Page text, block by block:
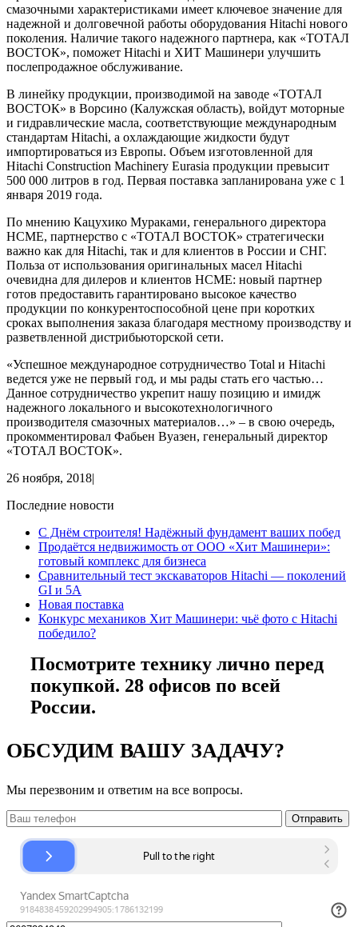
смазочными характеристиками имеет ключевое значение для
надежной и долговечной работы оборудования Hitachi нового
поколения. Наличие такого надежного партнера, как «ТОТАЛ
ВОСТОК», поможет Hitachi и ХИТ Машинери улучшить
послепродажное обслуживание.
В линейку продукции, производимой на заводе «ТОТАЛ
ВОСТОК» в Ворсино (Калужская область), войдут моторные
и гидравлические масла, соответствующие международным
стандартам Hitachi, а охлаждающие жидкости будут
импортироваться из Европы. Объем изготовленной для
Hitachi Construction Machinery Eurasia продукции превысит
500 000 литров в год. Первая поставка запланирована уже с 1
января 2019 года.
По мнению Кацухико Мураками, генерального директора
HCME, партнерство с «ТОТАЛ ВОСТОК» стратегически
важно как для Hitachi, так и для клиентов в России и СНГ.
Польза от использования оригинальных масел Hitachi
очевидна для дилеров и клиентов HCME: новый партнер
готов предоставить гарантировано высокое качество
продукции по конкурентоспособной цене при коротких
сроках выполнения заказа благодаря местному производству и
разветвленной дистрибьюторской сети.
«Успешное международное сотрудничество Total и Hitachi
ведется уже не первый год, и мы рады стать его частью…
Данное сотрудничество укрепит нашу позицию и имидж
надежного локального и высокотехнологичного
производителя смазочных материалов…» – в свою очередь,
прокомментировал Фабьен Вуазен, генеральный директор
«ТОТАЛ ВОСТОК».
26 ноября, 2018|
Последние новости
С Днём строителя! Надёжный фундамент ваших побед
Продаётся недвижимость от ООО «Хит Машинери»:
готовый комплекс для бизнеса
Сравнительный тест экскаваторов Hitachi — поколений
GI и 5A
Новая поставка
Конкурс механиков Хит Машинери: чьё фото с Hitachi
победило?
Посмотрите технику лично перед
покупкой. 28 офисов по всей
России.
ОБСУДИМ ВАШУ ЗАДАЧУ?
Мы перезвоним и ответим на все вопросы.